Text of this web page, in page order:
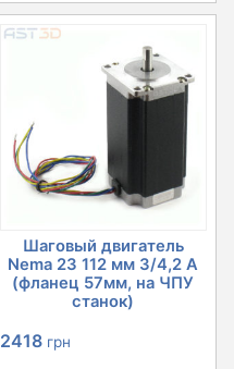
Шаговый двигатель
Nema 23 112 мм 3/4,2 A
(фланец 57мм, на ЧПУ
станок)
2418 грн